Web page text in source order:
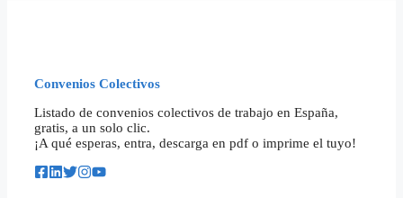
Convenios Colectivos
Listado de convenios colectivos de trabajo en España,
gratis, a un solo clic.
¡A qué esperas, entra, descarga en pdf o imprime el tuyo!